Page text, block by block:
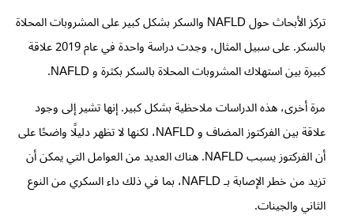
تركز الأبحاث حول NAFLD والسكر بشكل كبير على المشروبات المحلاة
بالسكر. على سبيل المثال، وجدت دراسة واحدة في عام 2019 علاقة
كبيرة بين استهلاك المشروبات المحلاة بالسكر بكثرة و NAFLD.
مرة أخرى، هذه الدراسات ملاحظية بشكل كبير. إنها تشير إلى وجود
علاقة بين الفركتوز المضاف و NAFLD، لكنها لا تظهر دليلًا واضحًا على
أن الفركتوز يسبب NAFLD. هناك العديد من العوامل التي يمكن أن
تزيد من خطر الإصابة بـ NAFLD، بما في ذلك داء السكري من النوع
الثاني والجينات.